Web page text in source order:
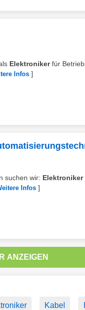
Elektronikerfür
Infos ]
suchen wir: Elektroniker
Infos ]
ANZEIGEN
Kabel